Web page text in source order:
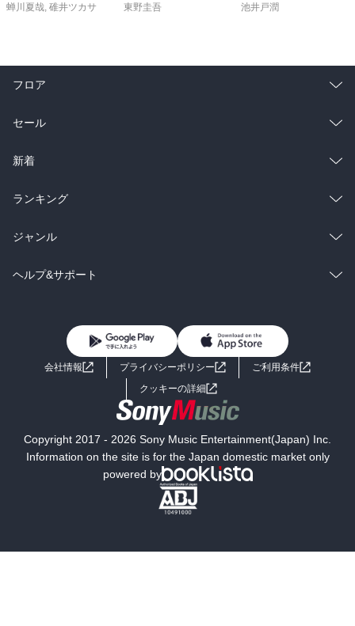
蝉川夏哉 碓井ツカサ
東野圭吾
池井戸潤
フロア
総合
ラノベ
雑誌・グラビア
BL・TL
セール
総合
ラノベ
雑誌・グラビア
BL・TL
新着
総合
ラノベ
雑誌・グラビア
ランキング
総合
ラノベ
ジャンル
コミック
ライトノベル 男子向けラノベ
小説
海外小説
ミステリー SF
文学
ヘルプ&サポート
よくあるご質問 お問い合わせ
会社情報 プライバシーポリシー
ご利用条件
クッキーの詳細
Copyright 2017 - 2026 Sony Music Entertainment(Japan) Inc.
Information on the site is for the Japan domestic market only
powered by